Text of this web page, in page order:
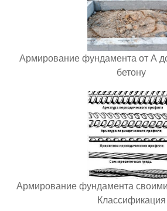
Армирование фундамента от А
бетону
Армирование фундамента
Классификация